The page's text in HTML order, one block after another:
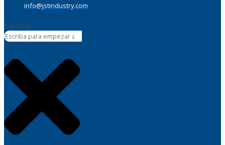
info@jstindustry.com
Buscar en